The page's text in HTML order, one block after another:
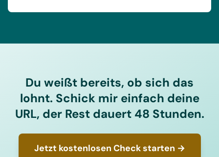
Du weißt bereits, ob sich das
lohnt. Schick mir einfach deine
URL, der Rest dauert 48 Stunden.
Jetzt kostenlosen Check starten →